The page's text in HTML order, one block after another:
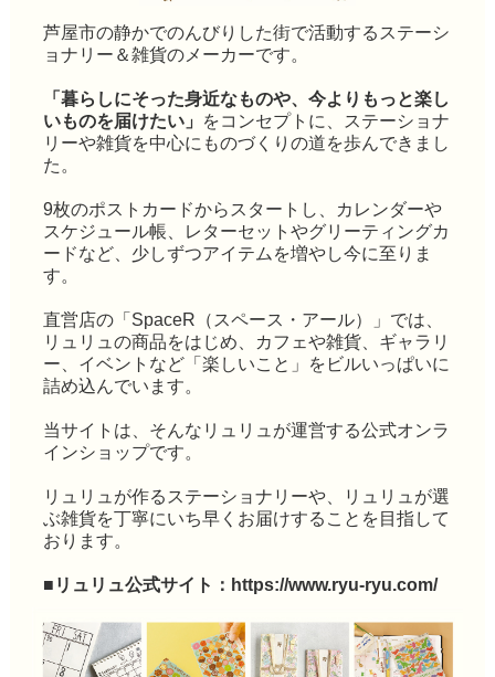
芦屋市の静かでのんびりした街で活動するステーシ
ョナリー＆雑貨のメーカーです。
「暮らしにそった身近なものや、今よりもっと楽し
いものを届けたい」
をコンセプトに、ステーショナ
リーや雑貨を中心にものづくりの道を歩んできまし
た。
9枚のポストカードからスタートし、カレンダーや
スケジュール帳、レターセットやグリーティングカ
ードなど、少しずつアイテムを増やし今に至りま
す。
直営店の「SpaceR（スペース・アール）」では、
リュリュの商品をはじめ、カフェや雑貨、ギャラリ
ー、イベントなど「楽しいこと」をビルいっぱいに
詰め込んでいます。
当サイトは、そんなリュリュが運営する公式オンラ
インショップです。
リュリュが作るステーショナリーや、リュリュが選
ぶ雑貨を丁寧にいち早くお届けすることを目指して
おります。
■リュリュ公式サイト： https://www.ryu-ryu.com/